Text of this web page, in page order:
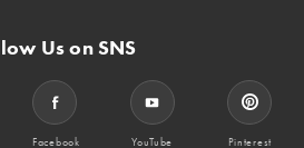
Us on SNS
Facebook YouTube Pinterest